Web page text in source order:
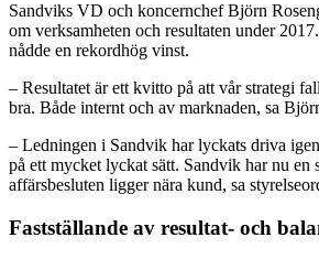
Sandviks VD och koncernchef Björn
om verksamheten och resultaten under
nådde en rekordhög vinst.
– Resultatet är ett kvitto på att vår strategi
bra. Både internt och av marknaden, sa
– Ledningen i Sandvik har lyckats driva
på ett mycket lyckat sätt. Sandvik har nu en
affärsbesluten ligger nära kund, sa
Fastställande av resultat- och